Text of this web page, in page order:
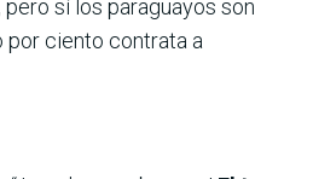
pero sí los paraguayos son
por ciento contrata a